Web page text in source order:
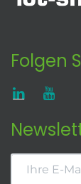
Folgen